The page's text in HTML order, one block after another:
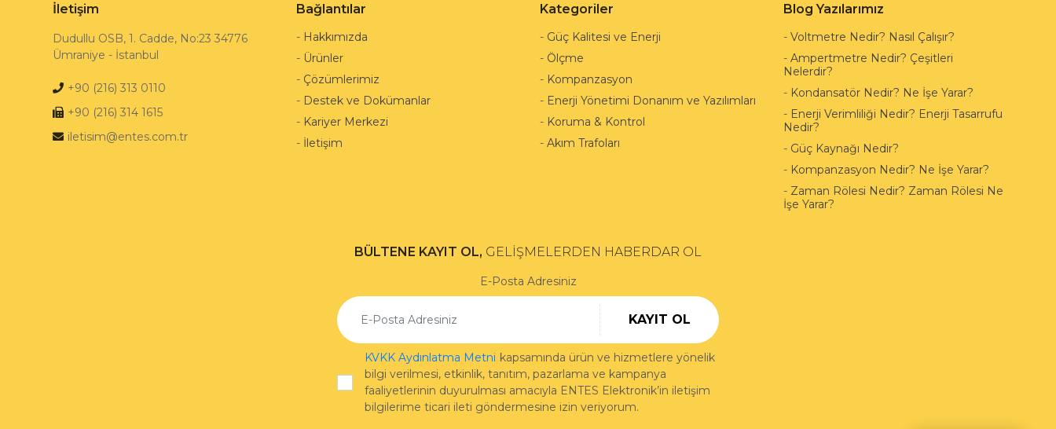
İletişim
Dudullu OSB, 1. Cadde, No:23 34776
Ümraniye - İstanbul
+90 (216) 313 0110
+90 (216) 314 1615
iletisim@entes.com.tr
Bağlantılar
- Hakkımızda
- Ürünler
- Çözümlerimiz
- Destek ve Dokümanlar
- Kariyer Merkezi
- İletişim
Kategoriler
- Güç Kalitesi ve Enerji
- Ölçme
- Kompanzasyon
- Enerji Yönetimi Donanım ve Yazılımları
- Koruma & Kontrol
- Akım Trafoları
Blog Yazılarımız
- Voltmetre Nedir? Nasıl Çalışır?
- Ampertmetre Nedir? Çeşitleri
Nelerdir?
- Kondansatör Nedir? Ne İşe Yarar?
- Enerji Verimliliği Nedir? Enerji Tasarrufu
Nedir?
- Güç Kaynağı Nedir?
- Kompanzasyon Nedir? Ne İşe Yarar?
- Zaman Rölesi Nedir? Zaman Rölesi Ne
İşe Yarar?
BÜLTENE KAYIT OL, GELİŞMELERDEN HABERDAR OL
E-Posta Adresiniz
KAYIT OL
KVKK Aydınlatma Metni kapsamında ürün ve hizmetlere yönelik
bilgi verilmesi, etkinlik, tanıtım, pazarlama ve kampanya
faaliyetlerinin duyurulması amacıyla ENTES Elektronik’in iletişim
bilgilerime ticari ileti göndermesine izin veriyorum.